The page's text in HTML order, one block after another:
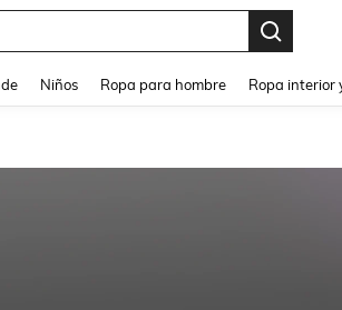
Niños Ropa para hombre Ropa interior